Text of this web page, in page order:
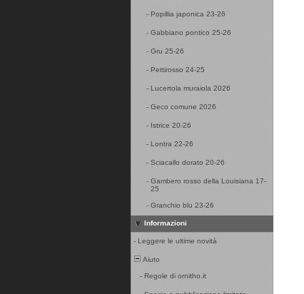
- Popillia japonica 23-26
- Gabbiano pontico 25-26
- Gru 25-26
- Pettirosso 24-25
- Lucertola muraiola 2026
- Geco comune 2026
- Istrice 20-26
- Lontra 22-26
- Sciacallo dorato 20-26
- Gambero rosso della Louisiana 17-
25
- Granchio blu 23-26
Informazioni
- Leggere le ultime novità
Aiuto
- Regole di ornitho.it